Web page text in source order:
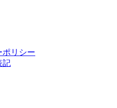
ポリシー
記